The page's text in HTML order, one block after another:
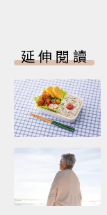
延伸閱讀